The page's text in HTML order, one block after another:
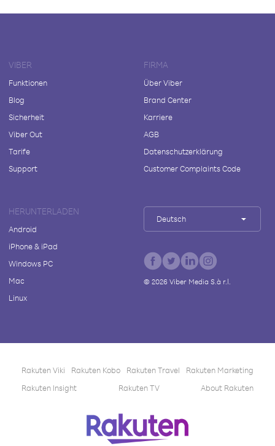
VIBER
Funktionen
Blog
Sicherheit
Viber Out
Tarife
Support
FIRMA
Über Viber
Brand Center
Karriere
AGB
Datenschutzerklärung
Customer Complaints Code
HERUNTERLADEN
Android
iPhone & iPad
Windows PC
Mac
Linux
Deutsch
© 2026Viber Media S.à r.l.
Rakuten Viki Rakuten Kobo Rakuten Travel
Rakuten Marketing
Rakuten Insight
Rakuten TV About Rakuten